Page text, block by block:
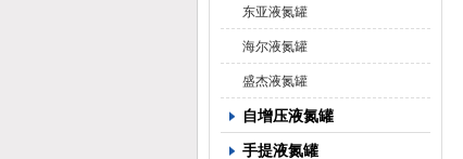
东亚液氮罐
海尔液氮罐
盛杰液氮罐
自增压液氮罐
手提液氮罐